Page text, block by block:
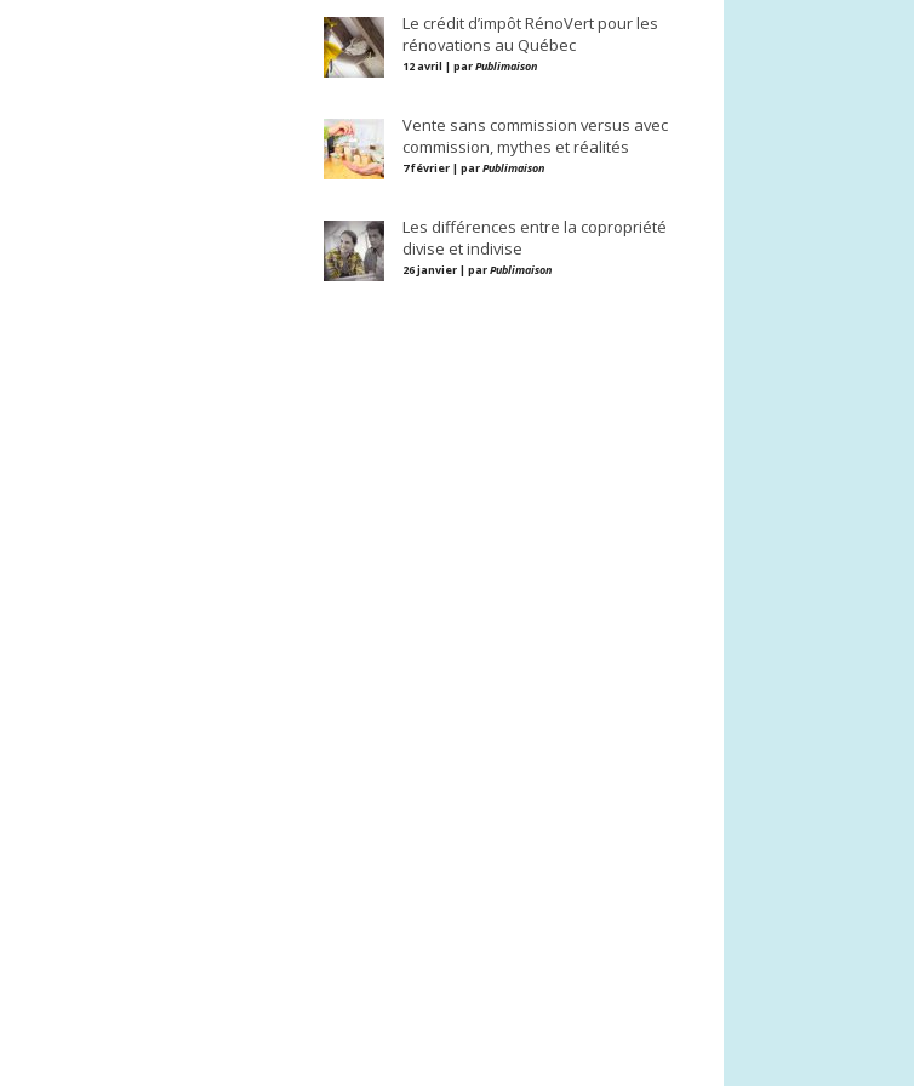
Le crédit d’impôt RénoVert pour les
rénovations au Québec
12 avril | parPublimaison
Vente sans commission versus avec
commission, mythes et réalités
7 février | parPublimaison
Les différences entre la copropriété
divise et indivise
26 janvier | parPublimaison